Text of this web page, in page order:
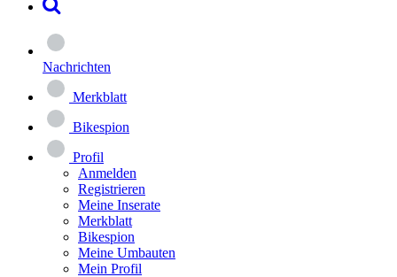
Nachrichten
Merkblatt
Bikespion
Profil
Anmelden
Registrieren
Meine Inserate
Merkblatt
Bikespion
Meine Umbauten
Mein Profil